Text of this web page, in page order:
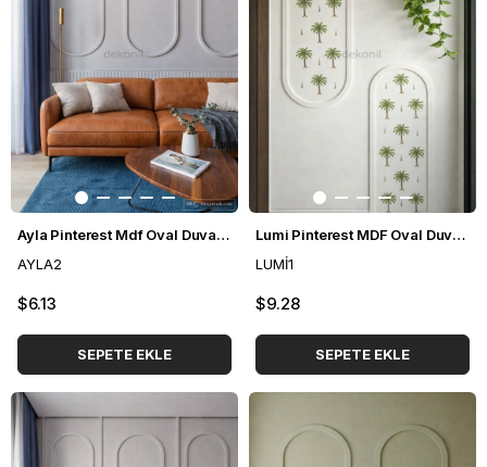
Ayla Pinterest Mdf Oval Duvar Çıtası 96*148cm
AYLA2
$6.13
SEPETE EKLE
Lumi Pinterest MDF Oval Duvar Çıtası 70*170m
LUMİ1
$9.28
SEPETE EKLE